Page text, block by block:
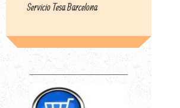
Servicio Tesa Barcelona